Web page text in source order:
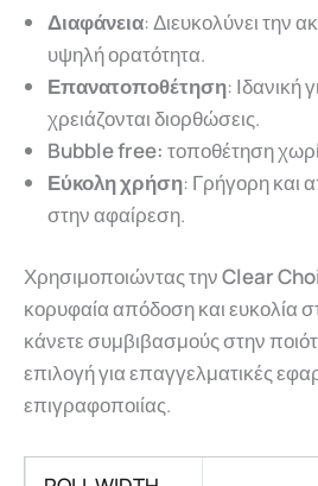
Διαφάνεια: Διευκολύνει την
υψηλή ορατότητα.
Επανατοποθέτηση: Ιδανική
χρειάζονται διορθώσεις.
Bubble free: τοποθέτηση
Εύκολη χρήση: Γρήγορη και
στην αφαίρεση.
Χρησιμοποιώντας τηνClear
κορυφαία απόδοση και ευκολία
κάνετε συμβιβασμούς στην
επιλογή για επαγγελματικές
επιγραφοποιίας.